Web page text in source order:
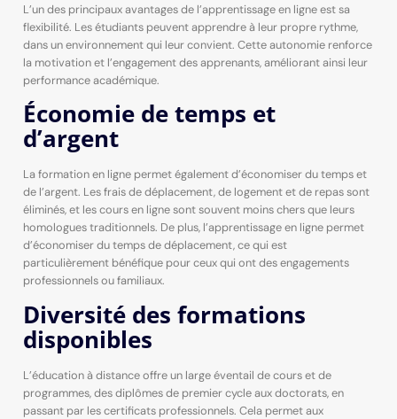
L’un des principaux avantages de l’apprentissage en ligne est sa
flexibilité. Les étudiants peuvent apprendre à leur propre rythme,
dans un environnement qui leur convient. Cette autonomie renforce
la motivation et l’engagement des apprenants, améliorant ainsi leur
performance académique.
Économie de temps et
d’argent
La formation en ligne permet également d’économiser du temps et
de l’argent. Les frais de déplacement, de logement et de repas sont
éliminés, et les cours en ligne sont souvent moins chers que leurs
homologues traditionnels. De plus, l’apprentissage en ligne permet
d’économiser du temps de déplacement, ce qui est
particulièrement bénéfique pour ceux qui ont des engagements
professionnels ou familiaux.
Diversité des formations
disponibles
L’éducation à distance offre un large éventail de cours et de
programmes, des diplômes de premier cycle aux doctorats, en
passant par les certificats professionnels. Cela permet aux